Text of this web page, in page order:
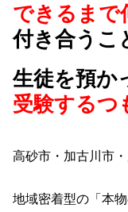
できるまで
付き合うこ
生徒を預か
受験するつ
高砂市・加古川市
地域密着型の「本